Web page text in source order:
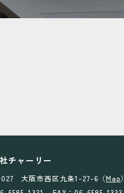
チャーリー
大阪市西区九条1-27-6（Map）